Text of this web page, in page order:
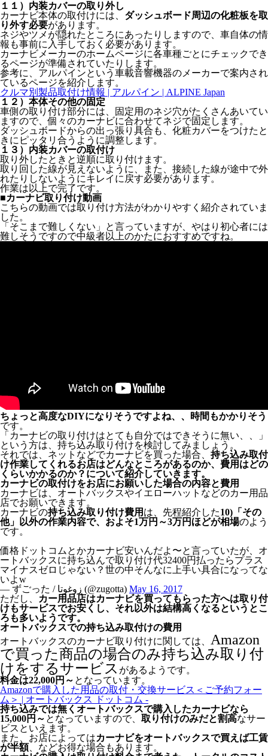
１１）内装カバーの取り外し
カーナビ本体の取付けには、 ダッシュボード周辺の化粧板を取
り外す必要があります。
ネジやツメが隠れたところにあったりしますので、車自体の情
報も事前に入手しておく必要があります。
カーナビメーカーのホームページに各車種ごとにチェックでき
るページが準備されていたりします。
参考に、アルパインという車載音響機器のメーカーで案内され
ているページを紹介します。
クルマ別製品取付け情報 | アルパイン | ALPINE Japan
１２）本体その他の固定
車側の取り付け部分には、固定用のネジ穴がたくさんあいてい
ますので、個々のカーナビに合わせてネジで固定します。
ダッシュボードからの出っ張り具合も、化粧カバーをつけたと
きにピッタリ合うように調整します。
１３）内装カバーの取付け
取り外したときと逆順に取り付けます。
取り回した線が見えないように、また、接続した線が途中で外
れたりしないようにキレイに戻す必要があります。
作業は以上で完了です。
■カーナビ取り付け動画
こちらの動画では取り付け方法がわかりやすく紹介されていま
した。
「そこまで難しくない」と言っていますが、やはり初心者には
難しそうですので中級者以上のかたにおすすめですね。
ちょっと高度なDIYになりそうですよね、、時間もかかりそう
です。
「カーナビの取り付けはとても自分ではできそうに無い、、」
という方は、持ち込み取り付けを検討してみましょう。
それでは、ネットなどでカーナビを買った場合、 持ち込み取付
け作業してくれるお店はどんなところがあるのか、費用はどの
くらいかかるのか？について紹介していきます。
カーナビの取付けをお店にお願いした場合の内容と費用
カーナビは、オートバックスやイエローハットなどのカー用品
店でお願いできます。
カーナビの持ち込み取り付け費用 は、先程紹介した10)「その
他」以外の作業内容で、およそ1万円～3万円ほどが相場のよう
です。
価格ドットコムとかカーナビ安いんだよ〜と言っていたが、オ
ートバックスに持ち込んで取り付け代32400円払ったらプラス
マイナスゼロじゃない？世の中そんなに上手い具合になってな
いよw
— ずごった / زوغوتا (@zugotta) May 16, 2017
ただし、
カー用品店はカーナビを買ってもらった方へは取り付
けもサービスでお安くし、それ以外は結構高くなるというとこ
ろも多いようです。
オートバックスでの持ち込み取付けの費用
オートバックスのカーナビ取り付けに関しては、
Amazon
で買った商品の場合のみ持ち込み取り付
けをするサービス があるようです。
料金は22,000円～ となっています。
Amazonで購入した用品の取付・交換サービス＜ご予約フォー
ム＞ | オートバックス ドットコム -
持ち込みでは無くオートバックスで購入したカーナビなら
15,000円～ となっていますので、 取り付けのみだと割高なサー
ビスといえます。
また、お店によってはカーナビをオートバックスで買えば工賃
が半額、などお得な場合もあります。